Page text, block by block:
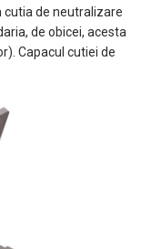
cutia de neutralizare
de obicei, acesta
Capacul cutiei de